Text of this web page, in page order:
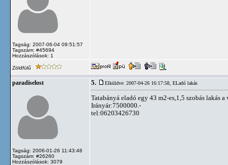
Tagság: 2007-06-04 09:51:57
Tagszám: #45694
Hozzászólások: 1
Zöldfülű
paradiselost
Tagság: 2006-01-26 11:43:46
Tagszám: #26260
Hozzászólások: 3079
5. Elküldve: 2007-04-26 16:17:58, ELadó lakás
Tatabányá eladó egy 43 m2-es,1,5 szobás lakás
Irányár:7500000.-
tel:06203426730